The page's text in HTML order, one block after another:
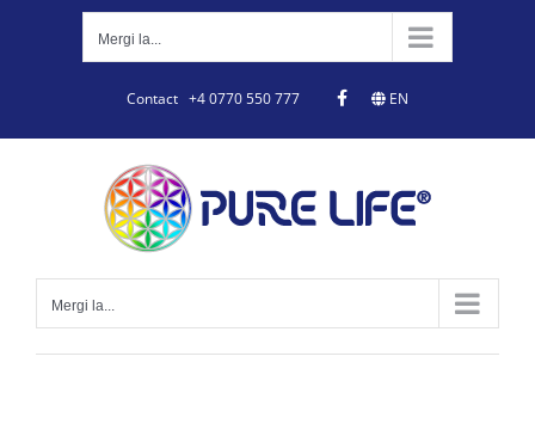
Mergi la...
Contact +4 0770 550 777 EN
Mergi la...